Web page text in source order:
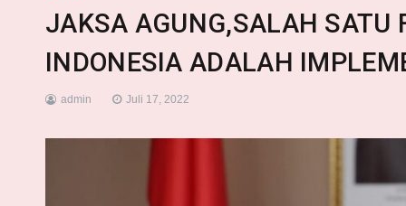
JAKSA AGUNG,SALAH SATU
INDONESIA ADALAH
admin Juli 17, 2022